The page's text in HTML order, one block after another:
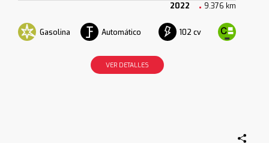
2022 9.376 km
Gasolina Automático 102 cv
VER DETALLES